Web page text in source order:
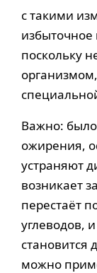
с такими
избыточное
поскольку
Важно:
ожирения,
устраняют
возникает
перестаёт
углеводов,
становится
можно